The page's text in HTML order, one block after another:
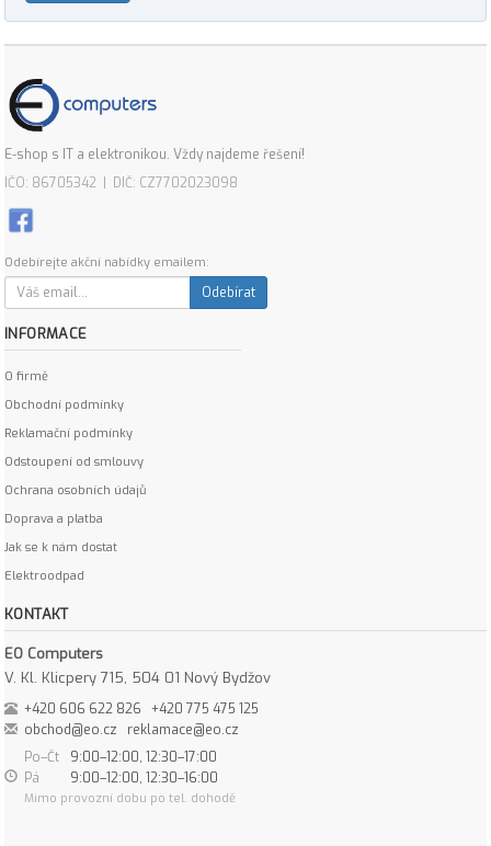
E-shop s IT a elektronikou. Vždy najdeme řešení!
IČO: 86705342 | DIČ: CZ7702023098
Odebírejte akční nabídky emailem:
Odebírat
INFORMACE
O firmě
Obchodní podmínky
Reklamační podmínky
Odstoupení od smlouvy
Ochrana osobních údajů
Doprava a platba
Jak se k nám dostat
Elektroodpad
KONTAKT
EO Computers
V. Kl. Klicpery 715, 504 01 Nový Bydžov
+420 606 622 826
+420 775 475 125
obchod@eo.cz
reklamace@eo.cz
Po–Čt
9:00–12:00, 12:30–17:00
Pá
9:00–12:00, 12:30–16:00
Mimo provozní dobu po tel. dohodě